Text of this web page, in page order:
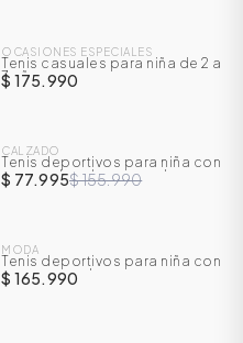
OCASIONES ESPECIALES
Tenis casuales para niña de 2 a
7 años
$ 175.990
- 50 %
CALZADO
Tenis deportivos para niña con
correa de velcro y cordones
elásticos
$ 77.995$ 155.990
MODA
Tenis deportivos para niña con
correa en velcro
$ 165.990